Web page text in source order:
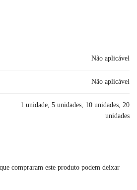
Não aplicável
Não aplicável
1 unidade, 5 unidades, 10 unidades, 20
unidades
compraram este produto podem deixar